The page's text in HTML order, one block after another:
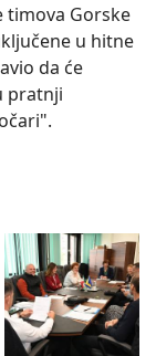
timova Gorske
u hitne
da će
pratnji